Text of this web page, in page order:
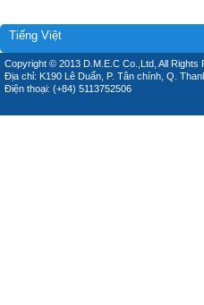
Tiếng Việt
Copyright © 2013 D.M.E.C Co.,Ltd, All Rights
Địa chỉ: K190 Lê Duẩn, P. Tân chính, Q.
Điện thoại: (+84) 5113752506